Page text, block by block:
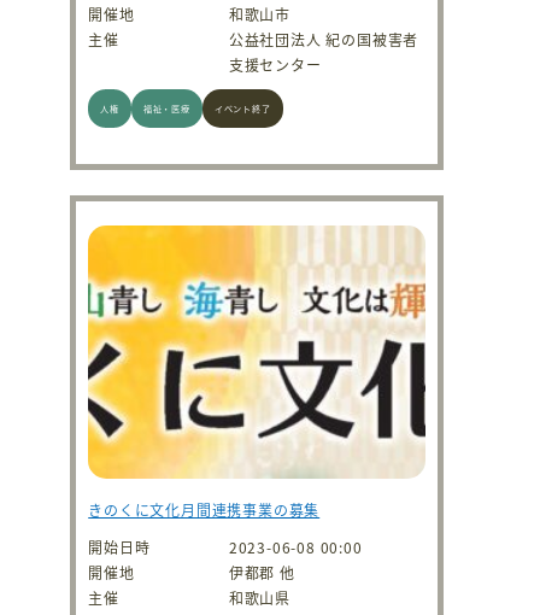
開催地
和歌山市
主催
公益社団法人 紀の国被害者
支援センター
人権 福祉・医療 イベント終了
きのくに文化月間連携事業の募集
開始日時
2023-06-08 00:00
開催地
伊都郡 他
主催
和歌山県